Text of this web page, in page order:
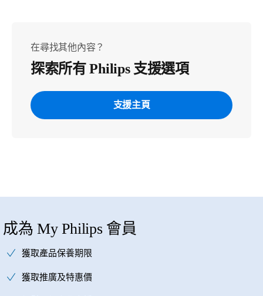
在尋找其他內容？
探索所有 Philips 支援選項
支援主頁
成為 My Philips 會員
獲取產品保養期限
獲取推廣及特惠價